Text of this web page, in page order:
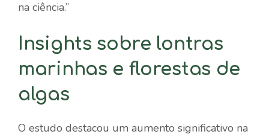
na ciência.”
Insights sobre lontras
marinhas e florestas de
algas
O estudo destacou um aumento significativo na